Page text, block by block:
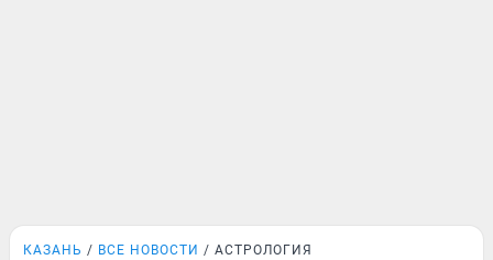
КАЗАНЬ ВСЕ НОВОСТИ АСТРОЛОГИЯ